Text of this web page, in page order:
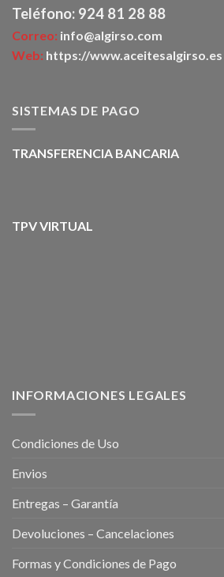
Teléfono: 924 81 28 88
Correo: info@algirso.com
Web: https://www.aceitesalgirso.es
SISTEMAS DE PAGO
TRANSFERENCIA BANCARIA
TPV VIRTUAL
INFORMACIONES LEGALES
Condiciones de Uso
Envios
Entregas – Garantía
Devoluciones – Cancelaciones
Formas y Condiciones de Pago